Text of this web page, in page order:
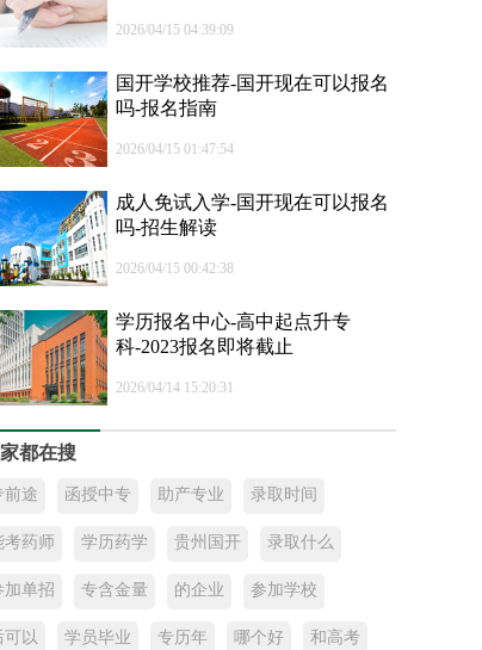
2026/04/15 04:39:09
国开学校推荐-国开现在可以报名
吗-报名指南
2026/04/15 01:47:54
成人免试入学-国开现在可以报名
吗-招生解读
2026/04/15 00:42:38
学历报名中心-高中起点升专
科-2023报名即将截止
2026/04/14 15:20:31
都在搜
前途 函授中专 助产专业 录取时间
考药师 学历药学 贵州国开 录取什么
加单招 专含金量 的企业 参加学校
可以 学员毕业 专历年 哪个好 和高考